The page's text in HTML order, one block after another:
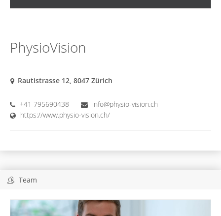
PhysioVision
Rautistrasse 12, 8047 Zürich
+41 795690438
info@physio-vision.ch
https://www.physio-vision.ch/
Team